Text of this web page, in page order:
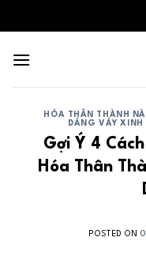
to
HÓA THÂN THÀNH
DÁNG VÁY XINH
Gợi Ý 4
Hóa Thân
POSTED ON